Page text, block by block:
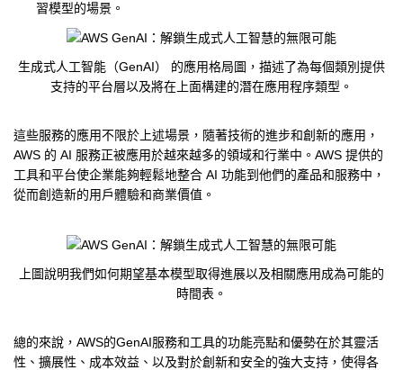
習模型的場景。
生成式人工智能（GenAI） 的應用格局圖，描述了為每個類別提供
支持的平台層以及將在上面構建的潛在應用程序類型。
這些服務的應用不限於上述場景，隨著技術的進步和創新的應用，
AWS 的 AI 服務正被應用於越來越多的領域和行業中。AWS 提供的
工具和平台使企業能夠輕鬆地整合 AI 功能到他們的產品和服務中，
從而創造新的用戶體驗和商業價值。
上圖說明我們如何期望基本模型取得進展以及相關應用成為可能的
時間表。
總的來說，AWS的GenAI服務和工具的功能亮點和優勢在於其靈活
性、擴展性、成本效益、以及對於創新和安全的強大支持，使得各